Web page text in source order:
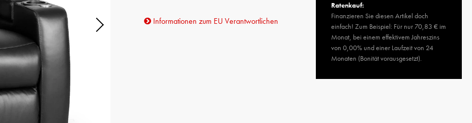
Informationen zum EU Verantwortlichen
Ratenkauf:
Finanzieren Sie diesen Artikel doch
einfach! Zum Beispiel: Für nur 70,83 € im
Monat, bei einem effektivem Jahreszins
von 0,00% und einer Laufzeit von 24
Monaten (Bonität vorausgesetzt).